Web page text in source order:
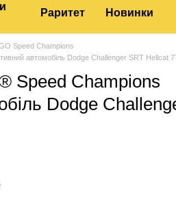
Раритет Новинки
Speed Champions
автомобіль Dodge Challenger SRT Hellcat
Speed Champions
Dodge